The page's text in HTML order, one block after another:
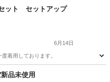
ット セットアップ
6月14日
着用しております。
アップ
品未使用